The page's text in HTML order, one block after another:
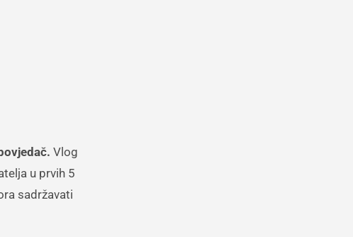
Vlog
u prvih 5
sadržavati